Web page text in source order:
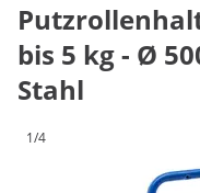
bis 5 kg - Ø
Stahl
1/4